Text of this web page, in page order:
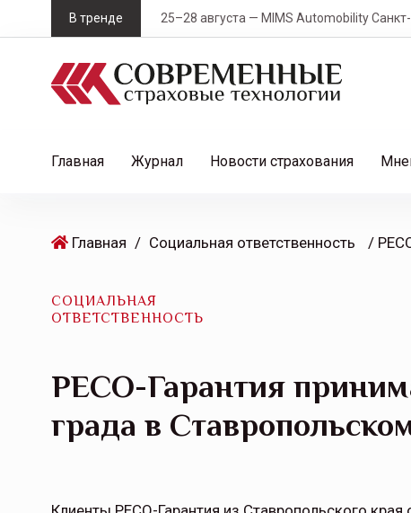
k
В тренде 25–28 августа — MIMS Automobility
Главная Журнал Новости страхования
Главная / Социальная ответственность
СОЦИАЛЬНАЯ
ОТВЕТСТВЕННОСТЬ
РЕСО-Гарантия
града в